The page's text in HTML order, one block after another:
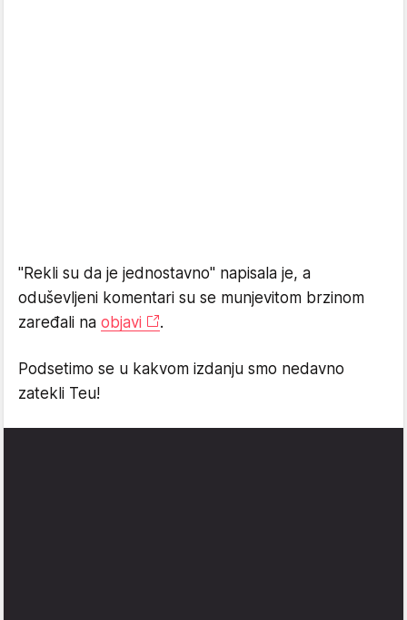
"Rekli su da je jednostavno" napisala je, a
oduševljeni komentari su se munjevitom brzinom
zaređali na objavi .
Podsetimo se u kakvom izdanju smo nedavno
zatekli Teu!